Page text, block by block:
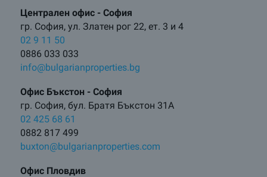
Централен oфис - София
гр. София, ул. Златен рог 22, ет. 3 и 4
02 9 11 50
0886 033 033
info@bulgarianproperties.bg
Офис Бъкстон - София
гр. София, бул. Братя Бъкстон 31А
02 425 68 61
0882 817 499
buxton@bulgarianproperties.com
Офис Пловдив